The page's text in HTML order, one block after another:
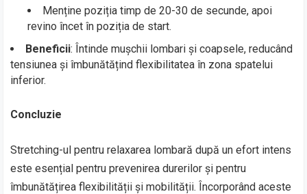
Menține poziția timp de 20-30 de secunde, apoi
revino încet în poziția de start.
Beneficii: Întinde mușchii lombari și coapsele, reducând
tensiunea și îmbunătățind flexibilitatea în zona spatelui
inferior.
Concluzie
Stretching-ul pentru relaxarea lombară după un efort intens
este esențial pentru prevenirea durerilor și pentru
îmbunătățirea flexibilității și mobilității. Încorporând aceste